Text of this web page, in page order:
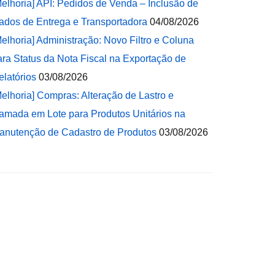
API: Pedidos de Venda – Inclusão de
de Entrega e Transportadora 04/08/2026
Administração: Novo Filtro e Coluna
Status da Nota Fiscal na Exportação de
03/08/2026
Compras: Alteração de Lastro e
em Lote para Produtos Unitários na
de Cadastro de Produtos 03/08/2026